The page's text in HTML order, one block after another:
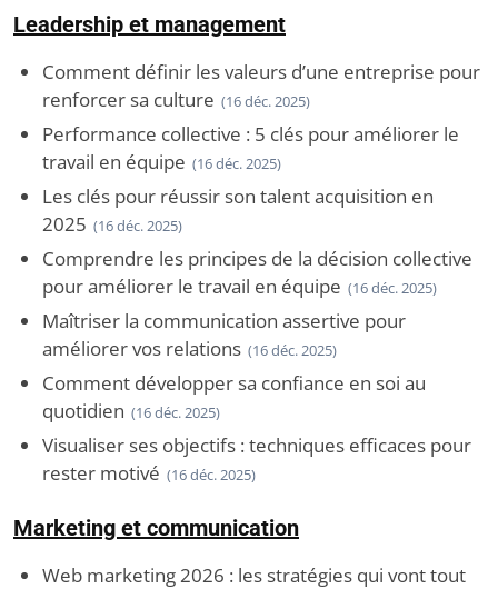
Leadership et management
Comment définir les valeurs d’une entreprise pour
renforcer sa culture (16 déc. 2025)
Performance collective : 5 clés pour améliorer le
travail en équipe (16 déc. 2025)
Les clés pour réussir son talent acquisition en
2025 (16 déc. 2025)
Comprendre les principes de la décision collective
pour améliorer le travail en équipe (16 déc. 2025)
Maîtriser la communication assertive pour
améliorer vos relations (16 déc. 2025)
Comment développer sa confiance en soi au
quotidien (16 déc. 2025)
Visualiser ses objectifs : techniques efficaces pour
rester motivé (16 déc. 2025)
Marketing et communication
Web marketing 2026 : les stratégies qui vont tout